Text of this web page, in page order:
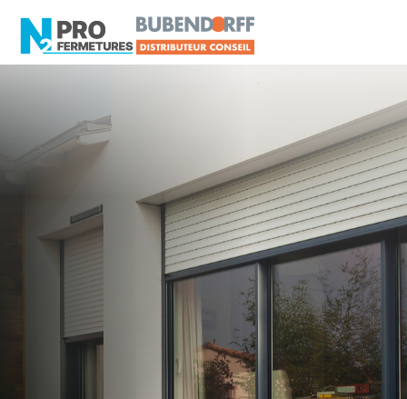
MAINE-ET-LOIRE -
Volet roulant
Aviré
Artisan, Menuisier, TPE ou PME proche de Aviré
N2PRO Fermetures est votre référent Volet
roulant officiel pour vous apporter : Tarifs directs
usines sans minimum d'achat - Assistance